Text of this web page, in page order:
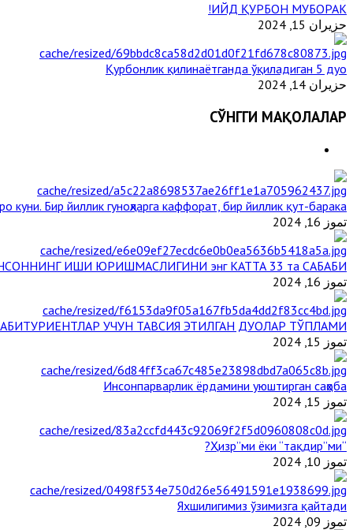
ИЙД ҚУРБОН МУБОРАК!
حزيران 15, 2024
Қурбонлик қилинаётганда ўқиладиган 5 дуо
حزيران 14, 2024
СЎНГГИ МАҚОЛАЛАР
куни. Бир йиллик гуноҳларга каффорат, бир йиллик қут-барака
تموز 16, 2024
ИШИ ЮРИШМАСЛИГИНИ энг КАТТА 33 та САБАБИ
تموز 16, 2024
АБИТУРИЕНТЛАР УЧУН ТАВСИЯ ЭТИЛГАН ДУОЛАР ТЎПЛАМИ
تموز 15, 2024
Инсонпарварлик ёрдамини уюштирган саҳоба
تموز 15, 2024
“Ҳизр”ми ёки “тақдир”ми?
تموز 10, 2024
Яхшилигимиз ўзимизга қайтади
تموز 09, 2024